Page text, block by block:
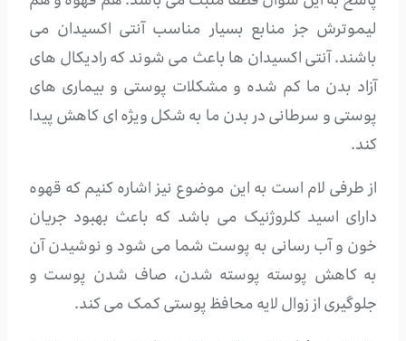
لیموترش جز منابع بسیار مناسب آنتی اکسیدان می
باشند. آنتی اکسیدان ها باعث می شوند که رادیکال های
آزاد بدن ما کم شده و مشکلات پوستی و بیماری های
پوستی و سرطانی در بدن ما به شکل ویژه ای کاهش پیدا
کند.
از طرفی لام است به این موضوع نیز اشاره کنیم که قهوه
دارای اسید کلروژنیک می باشد که باعث بهبود جریان
خون و آب رسانی به پوست شما می شود و نوشیدن آن
به کاهش پوسته پوسته شدن، صاف شدن پوست و
جلوگیری از زوال لایه محافظ پوستی کمک می کند.